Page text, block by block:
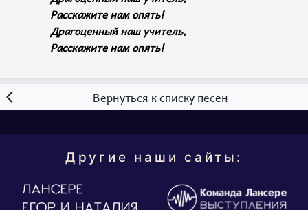
Расскажите нам опять!
Драгоценный наш учитель,
Расскажите нам опять!
Вернуться к списку песен
Другие наши сайты: